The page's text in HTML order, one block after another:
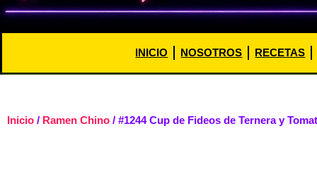
INICIO NOSOTROS RECETAS
Inicio / Ramen Chino / #1244 Cup de Fideos de Ternera y